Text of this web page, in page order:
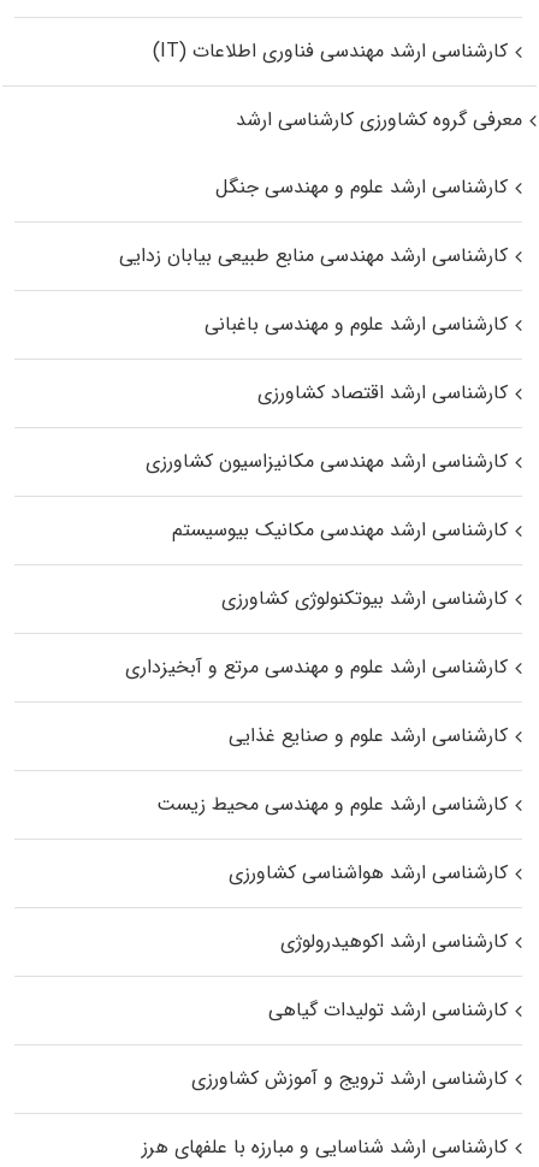
کارشناسی ارشد مهندسی فناوری اطلاعات (IT)
معرفی گروه کشاورزی کارشناسی ارشد
کارشناسی ارشد علوم و مهندسی جنگل
کارشناسی ارشد مهندسی منابع طبیعی بیابان زدایی
کارشناسی ارشد علوم و مهندسی باغبانی
کارشناسی ارشد اقتصاد کشاورزی
کارشناسی ارشد مهندسی مکانیزاسیون کشاورزی
کارشناسی ارشد مهندسی مکانیک بیوسیستم
کارشناسی ارشد بیوتکنولوژی کشاورزی
کارشناسی ارشد علوم و مهندسی مرتع و آبخیزداری
کارشناسی ارشد علوم و صنایع غذایی
کارشناسی ارشد علوم و مهندسی محیط زیست
کارشناسی ارشد هواشناسی کشاورزی
کارشناسی ارشد اکوهیدرولوژی
کارشناسی ارشد تولیدات گیاهی
کارشناسی ارشد ترویج و آموزش کشاورزی
کارشناسی ارشد شناسایی و مبارزه با علفهای هرز